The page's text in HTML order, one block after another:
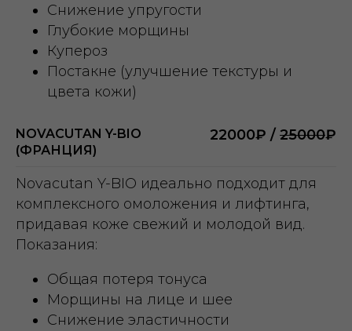
Снижение упругости
Глубокие морщины
Купероз
Постакне (улучшение текстуры и
цвета кожи)
NOVACUTAN Y-BIO
(ФРАНЦИЯ)
22000₽ / 25000₽
Novacutan Y-BIO идеально подходит для
комплексного омоложения и лифтинга,
придавая коже свежий и молодой вид.
Показания:
Общая потеря тонуса
Морщины на лице и шее
Снижение эластичности